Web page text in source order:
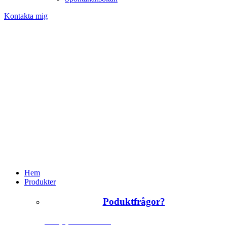
Kontakta mig
Hem
Produkter
Poduktfrågor?